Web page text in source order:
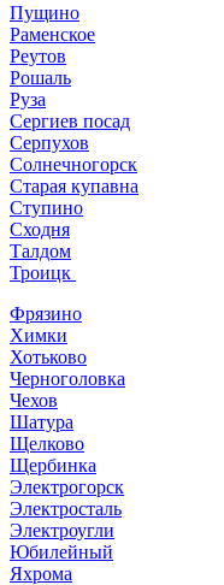
Пущино
Раменское
Реутов
Рошаль
Руза
Сергиев посад
Серпухов
Солнечногорск
Старая купавна
Ступино
Сходня
Талдом
Троицк
Фрязино
Химки
Хотьково
Черноголовка
Чехов
Шатура
Щелково
Щербинка
Электрогорск
Электросталь
Электроугли
Юбилейный
Яхрома